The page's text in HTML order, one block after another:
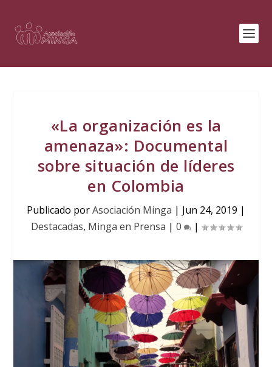
«La organización es la
amenaza»: Documental
sobre situación de líderes
en Colombia
Publicado porAsociación Minga | Jun 24, 2019 |
Destacadas, Minga en Prensa | 0 |